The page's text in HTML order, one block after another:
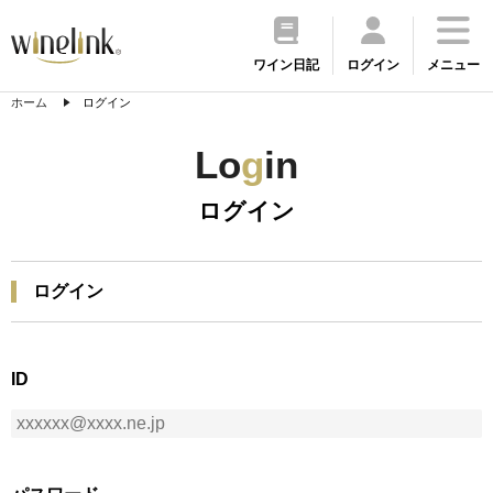
ワイン日記 ログイン メニュー
ホーム ログイン
Login
ログイン
ログイン
ID